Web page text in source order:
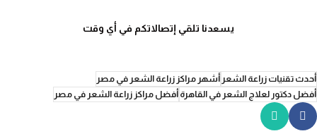
يسعدنا تلقي إتصالاتكم في أي وقت
أحدث تقنيات زراعة الشعر أشهر مراكز زراعة الشعر في مصر
أفضل دكتور لعلاج الشعر في القاهرة أفضل مراكز زراعة الشعر في مصر